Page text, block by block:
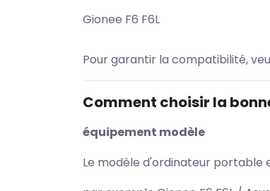
Gionee F6 F6L
Pour garantir la compatibilité,
Comment choisir la
équipement modèle
Le modèle d'ordinateur portable